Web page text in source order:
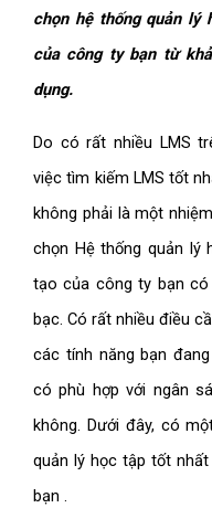
chọn hệ thống quản lý
của công ty bạn từ
dụng.
Do có rất nhiều LMS
việc tìm kiếm LMS tốt
không phải là một
chọn Hệ thống quản
tạo của công ty bạn
bạc. Có rất nhiều điều
các tính năng bạn
có phù hợp với ngân
không. Dưới đây, có
quản lý học tập tốt
bạn .